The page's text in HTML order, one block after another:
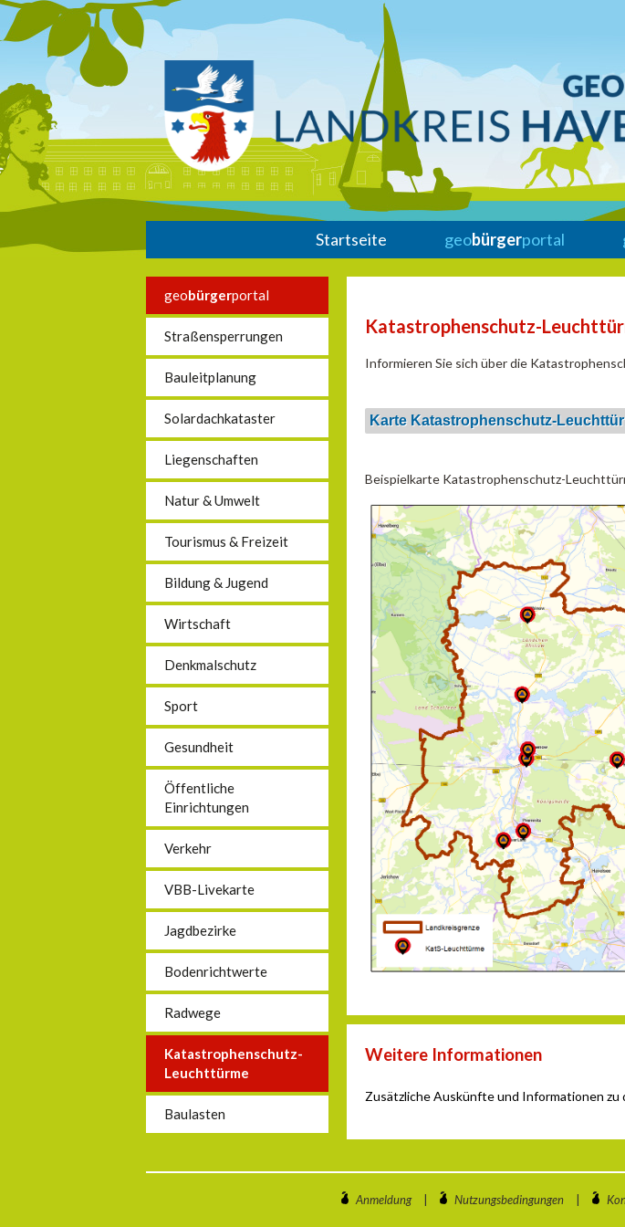
Startseite geobürgerportal
geobürgerportal
Straßensperrungen
Bauleitplanung
Solardachkataster
Liegenschaften
Natur & Umwelt
Tourismus & Freizeit
Bildung & Jugend
Wirtschaft
Denkmalschutz
Sport
Gesundheit
Öffentliche
Einrichtungen
Verkehr
VBB-Livekarte
Jagdbezirke
Bodenrichtwerte
Radwege
Katastrophenschutz-
Leuchttürme
Baulasten
Katastrophenschutz-
Informieren Sie sich über die
Karte Katastrophenschutz-
Beispielkarte Katastrophenschutz-
Weitere Informationen
Zusätzliche Auskünfte und Informationen
Anmeldung Nutzungsbedingungen